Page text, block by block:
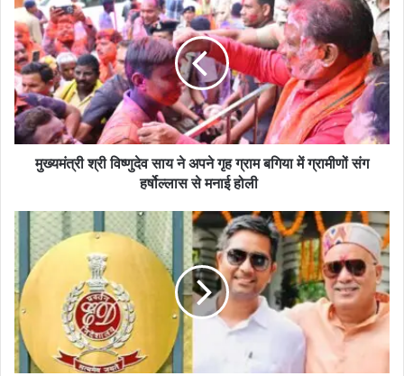
ख्य
मं
त्री
श्री
वि
ष्णु
दे
व
अ
प
गृ
ह
ग्रा
म
ब
गि
मुख्यमंत्री श्री विष्णुदेव साय ने अपने गृह ग्राम बगिया में ग्रामीणों संग
हर्षोल्लास से मनाई होली
चै
त
न्य
ब
घे
ल
से
पू
छ